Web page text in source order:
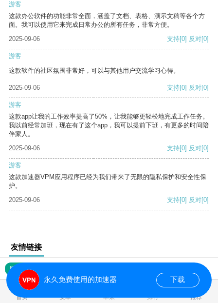
游客
这款办公软件的功能非常全面，涵盖了文档、表格、演示文稿等各个方
面。我可以使用它来完成日常办公的所有任务，非常方便。
2025-09-06
支持[0] 反对[0]
游客
这款软件的社区氛围非常好，可以与其他用户交流学习心得。
2025-09-06 支持[0] 反对[0]
游客
这款app让我的工作效率提高了50%，让我能够更轻松地完成工作任务。
我以前经常加班，现在有了这个app，我可以提前下班，有更多的时间陪
伴家人。
2025-09-06
支持[0] 反对[0]
游客
这款加速器VPM应用程序已经为我们带来了无限的隐私保护和安全性保
护。
2025-09-06
支持[0] 反对[0]
友情链接
网站地图
首页 安卓 苹果 排行 推荐
永久免费使用的加速器 下载
0.018586s